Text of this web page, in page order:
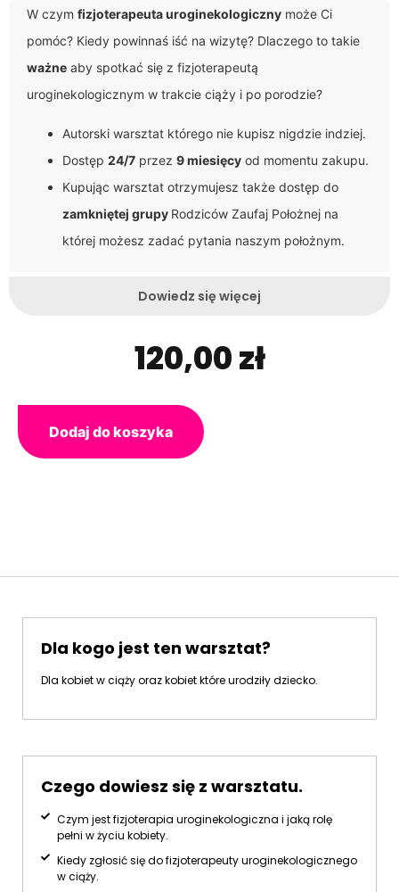
W czym fizjoterapeuta uroginekologiczny może Ci
pomóc? Kiedy powinnaś iść na wizytę? Dlaczego to takie
ważne aby spotkać się z fizjoterapeutą
uroginekologicznym w trakcie ciąży i po porodzie?
Autorski warsztat którego nie kupisz nigdzie indziej.
Dostęp 24/7 przez 9 miesięcy od momentu zakupu.
Kupując warsztat otrzymujesz także dostęp do
zamkniętej grupy Rodziców Zaufaj Położnej na
której możesz zadać pytania naszym położnym.
Dowiedz się więcej
120,00zł
Dodaj do koszyka
Dla kogo jest ten warsztat?
Dla kobiet w ciąży oraz kobiet które urodziły dziecko.
Czego dowiesz się z warsztatu.
Czym jest fizjoterapia uroginekologiczna i jaką rolę
pełni w życiu kobiety.
Kiedy zgłosić się do fizjoterapeuty uroginekologicznego
w ciąży.